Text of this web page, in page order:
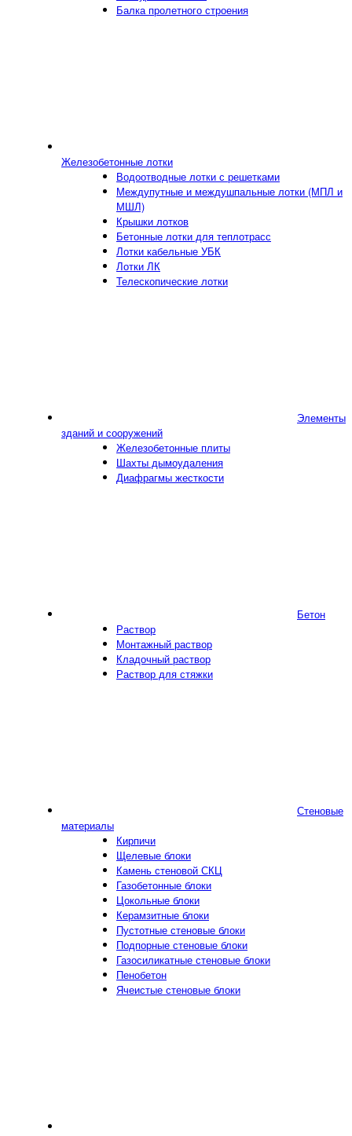
Балка пролетного строения
Железобетонные лотки
Водоотводные лотки с решетками
Междупутные и междушпальные лотки (МПЛ и
МШЛ)
Крышки лотков
Бетонные лотки для теплотрасс
Лотки кабельные УБК
Лотки ЛК
Телескопические лотки
Элементы
зданий и сооружений
Железобетонные плиты
Шахты дымоудаления
Диафрагмы жесткости
Бетон
Раствор
Монтажный раствор
Кладочный раствор
Раствор для стяжки
Стеновые
материалы
Кирпичи
Щелевые блоки
Камень стеновой СКЦ
Газобетонные блоки
Цокольные блоки
Керамзитные блоки
Пустотные стеновые блоки
Подпорные стеновые блоки
Газосиликатные стеновые блоки
Пенобетон
Ячеистые стеновые блоки